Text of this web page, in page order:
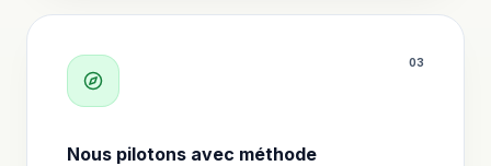
03
Nous pilotons avec méthode